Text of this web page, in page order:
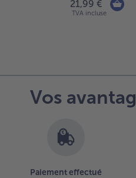
21,99 €
TVA incluse
Vos
Paiement effectué